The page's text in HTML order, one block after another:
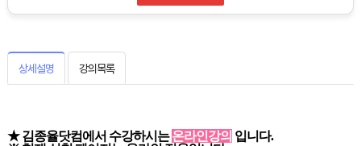
상세설명 강의목록
★ 김종율닷컴에서 수강하시는온라인강의 입니다.